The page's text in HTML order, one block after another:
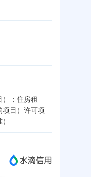
；住房租
项目）许可项